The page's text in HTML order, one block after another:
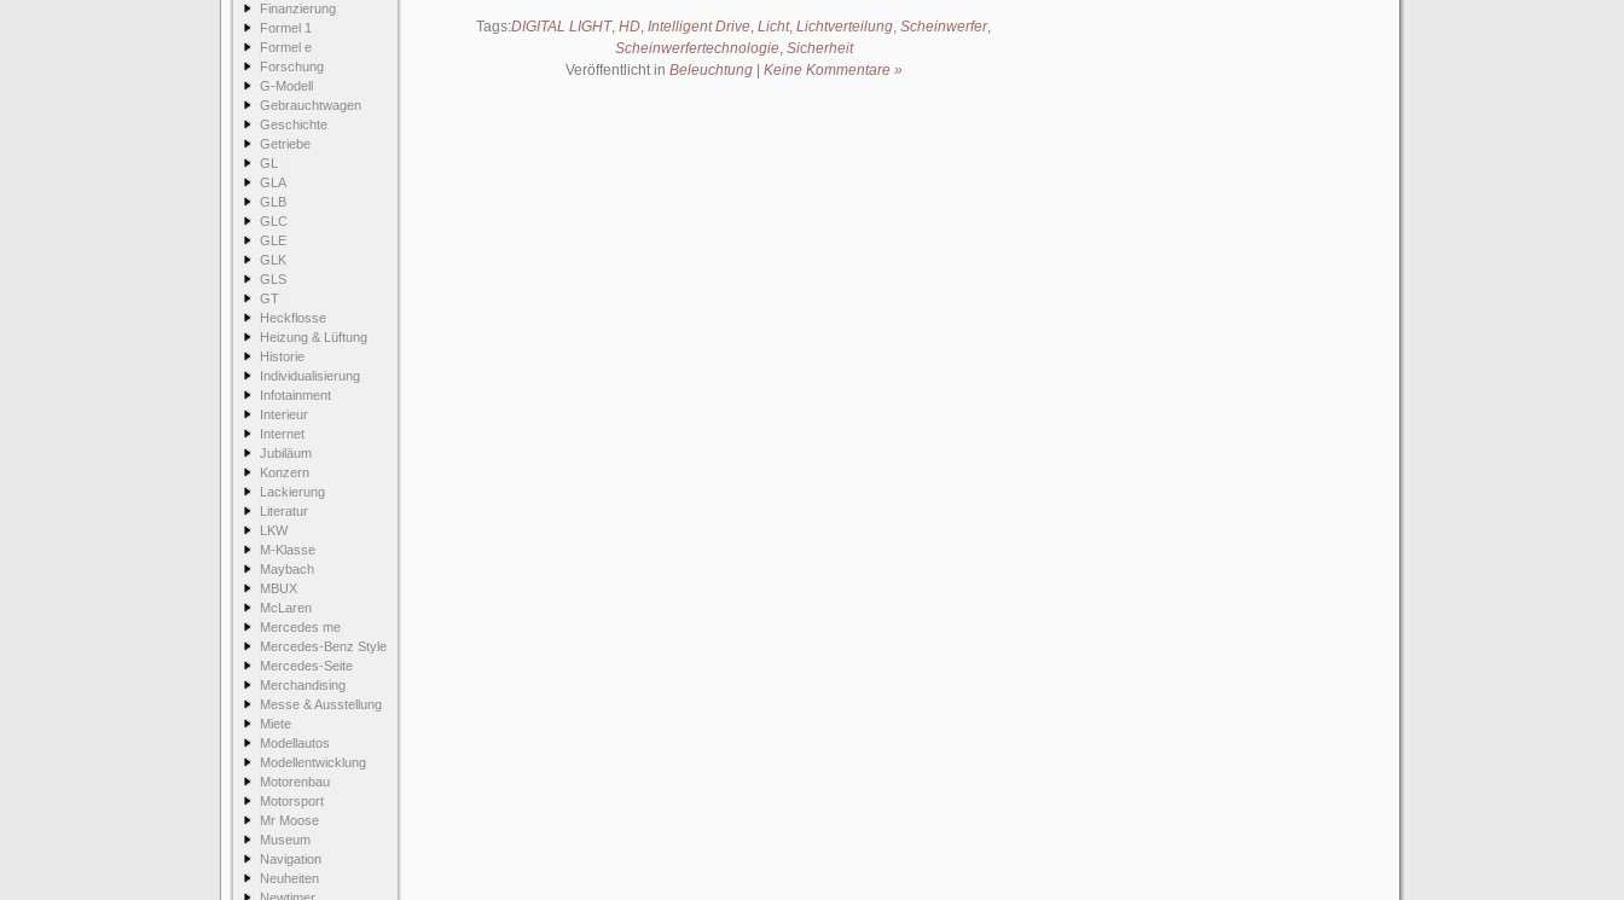
Finanzierung
Formel 1
Formel e
Forschung
G-Modell
Gebrauchtwagen
Geschichte
Getriebe
GL
GLA
GLB
GLC
GLE
GLK
GLS
GT
Heckflosse
Heizung & Lüftung
Historie
Individualisierung
Infotainment
Interieur
Internet
Jubiläum
Konzern
Lackierung
Literatur
LKW
M-Klasse
Maybach
MBUX
McLaren
Mercedes me
Mercedes-Benz Style
Mercedes-Seite
Merchandising
Messe & Ausstellung
Miete
Modellautos
Modellentwicklung
Motorenbau
Motorsport
Mr Moose
Museum
Navigation
Neuheiten
Tags:DIGITAL LIGHT, HD, Intelligent Drive, Licht, Lichtverteilung, Scheinwerfer,
Scheinwerfertechnologie, Sicherheit
Veröffentlicht in Beleuchtung| Keine Kommentare »